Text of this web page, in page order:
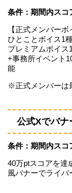
条件：期間内スコ
【正式メンバーボ
ひとことボイス1
プレミアムボイス
+事務所イベント
能
※正式メンバーは
公式Xでバナ
条件：期間内スコ
40万ptスコアを達
風バナーでライバ